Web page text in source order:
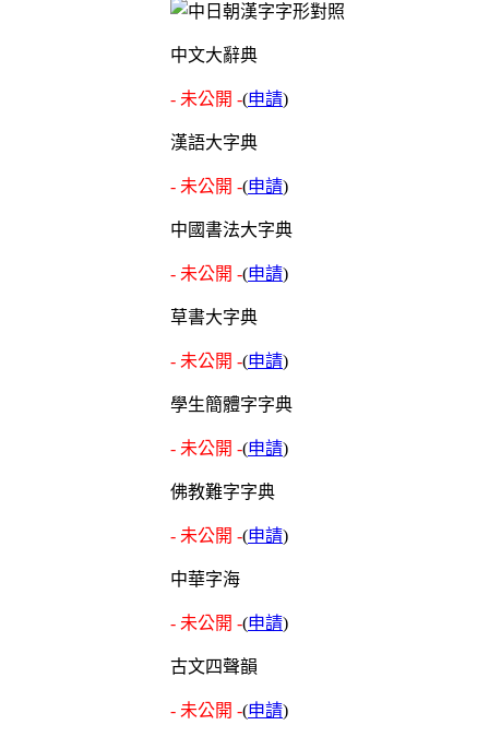
中文大辭典
- 未公開 -(申請)
漢語大字典
- 未公開 -(申請)
中國書法大字典
- 未公開 -(申請)
草書大字典
- 未公開 -(申請)
學生簡體字字典
- 未公開 -(申請)
佛教難字字典
- 未公開 -(申請)
中華字海
- 未公開 -(申請)
古文四聲韻
- 未公開 -(申請)